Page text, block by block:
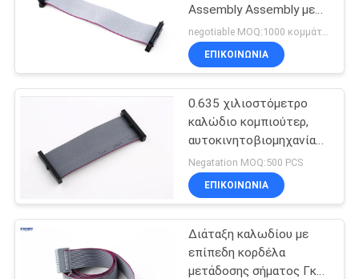
Assembly Assembly με
πεταλούδα γάντζο PVC
καλώδιο
negotiable MOQ:1000 κομμάτια
ΕΠΙΚΟΙΝΩΝΊΑ
0.635 χιλιοστόμετρο
καλώδιο κομπιούτερ,
αυτοκινητοβιομηχανία
16 πιν επίπεδο καλώδιο
κορδέλας
Negatation MOQ:500 PCS
ΕΠΙΚΟΙΝΩΝΊΑ
Διάταξη καλωδίου με
επίπεδη κορδέλα
μετάδοσης σήματος Γκρι